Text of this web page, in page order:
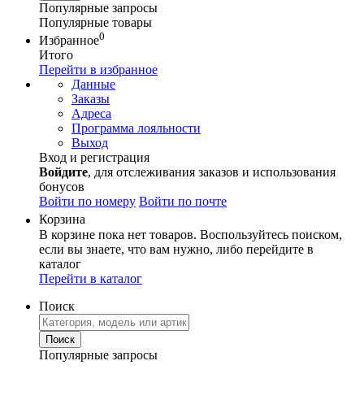
Популярные запросы
Популярные товары
Избранное0
Итого
Перейти в избранное
Данные
Заказы
Адреса
Программа лояльности
Выход
Вход и регистрация
Войдите, для отслеживания заказов и использования
бонусов
Войти по номеру Войти по почте
Корзина
В корзине пока нет товаров. Воспользуйтесь поиском,
если вы знаете, что вам нужно, либо перейдите в
каталог
Перейти в каталог
Поиск
Популярные запросы